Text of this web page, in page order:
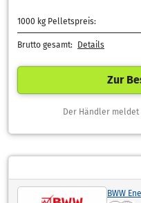
1000 kg Pelletspreis:
Brutto gesamt: Details
Zur
Der Händler
BWW